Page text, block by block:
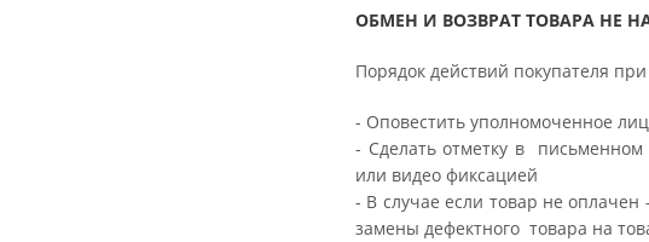
ОБМЕН И ВОЗВРАТ ТОВАРА НЕ
Порядок действий покупателя
- Оповестить уполномоченное
- Сделать отметку в письменном
или видео фиксацией
- В случае если товар не оплачен
замены дефектного товара на